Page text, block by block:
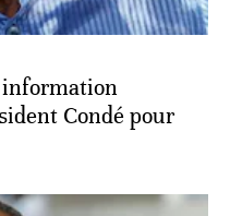
information
Condé pour